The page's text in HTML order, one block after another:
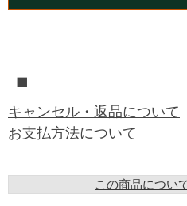
■
キャンセル・返品について
お支払方法について
この商品につい